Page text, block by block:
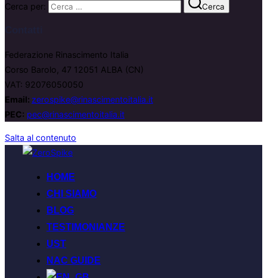
Cerca per: Cerca
Federazione Rinascimento Italia
Corso Barolo, 47 12051 ALBA (CN)
VAT: 92076050050
Email: zerospike@rinascimentoitalia.it
PEC: pec@rinascimentoitalia.it
Salta al contenuto
HOME
CHI SIAMO
BLOG
TESTIMONIANZE
UST
NAC GUIDE